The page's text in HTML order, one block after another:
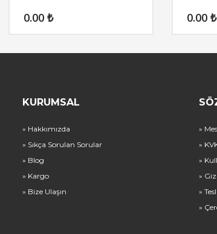
0.00 ₺ 0.00 ₺
KURUMSAL
» Hakkımızda
» Sıkça Sorulan Sorular
» Blog
» Kargo
» Bize Ulaşın
»
»
»
»
»
»